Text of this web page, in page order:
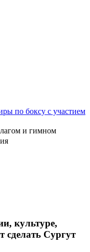
по боксу с участием
и гимном
культуре,
сделать Сургут